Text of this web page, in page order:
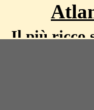
Il più ricco